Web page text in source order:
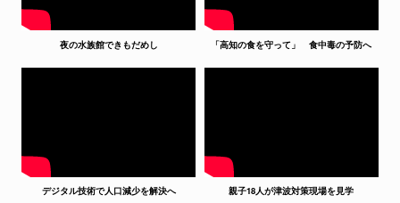
夜の水族館できもだめし 「高知の食を守って」 食中毒の予防へ
デジタル技術で人口減少を解決へ 親子18人が津波対策現場を見学